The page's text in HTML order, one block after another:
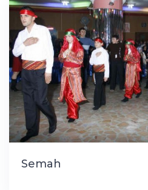
Semah